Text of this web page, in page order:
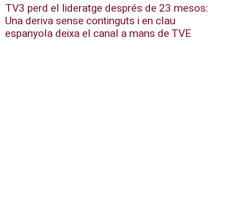
TV3 perd el lideratge després de 23 mesos:
Una deriva sense continguts i en clau
espanyola deixa el canal a mans de TVE